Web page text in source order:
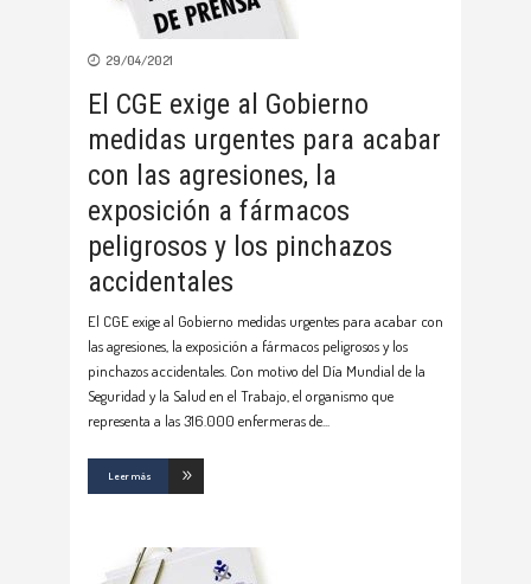
29/04/2021
El CGE exige al Gobierno
medidas urgentes para acabar
con las agresiones, la
exposición a fármacos
peligrosos y los pinchazos
accidentales
El CGE exige al Gobierno medidas urgentes para acabar con
las agresiones, la exposición a fármacos peligrosos y los
pinchazos accidentales. Con motivo del Día Mundial de la
Seguridad y la Salud en el Trabajo, el organismo que
representa a las 316.000 enfermeras de
Leer más